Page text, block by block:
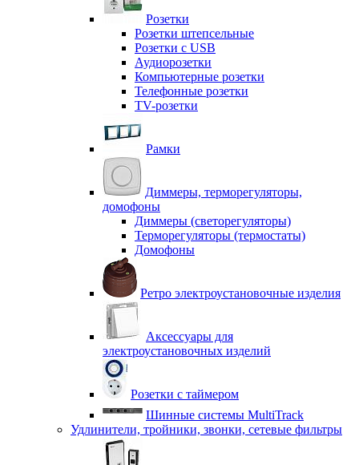
Розетки
Розетки штепсельные
Розетки с USB
Аудиорозетки
Компьютерные розетки
Телефонные розетки
TV-розетки
Рамки
Диммеры, терморегуляторы,
домофоны
Диммеры (светорегуляторы)
Терморегуляторы (термостаты)
Домофоны
Ретро электроустановочные изделия
Аксессуары для
электроустановочных изделий
Розетки с таймером
Шинные системы MultiTrack
Удлинители, тройники, звонки, сетевые фильтры